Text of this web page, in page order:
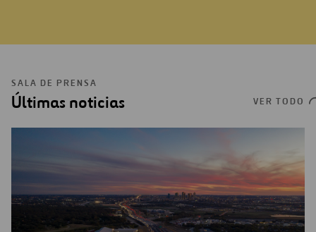
SALA DE PRENSA
Últimas noticias VER TODO